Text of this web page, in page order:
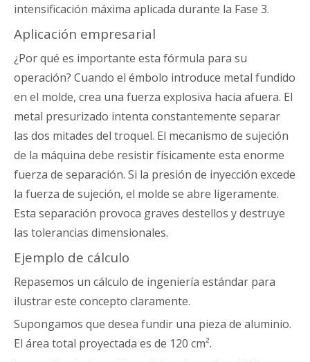
intensificación máxima aplicada durante la Fase 3.
Aplicación empresarial
¿Por qué es importante esta fórmula para su
operación? Cuando el émbolo introduce metal fundido
en el molde, crea una fuerza explosiva hacia afuera. El
metal presurizado intenta constantemente separar
las dos mitades del troquel. El mecanismo de sujeción
de la máquina debe resistir físicamente esta enorme
fuerza de separación. Si la presión de inyección excede
la fuerza de sujeción, el molde se abre ligeramente.
Esta separación provoca graves destellos y destruye
las tolerancias dimensionales.
Ejemplo de cálculo
Repasemos un cálculo de ingeniería estándar para
ilustrar este concepto claramente.
Supongamos que desea fundir una pieza de aluminio.
El área total proyectada es de 120 cm².